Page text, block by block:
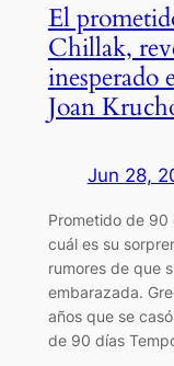
El
Chillak,
inesperado
Joan
Jun 28,
Prometido de 90
cuál es su
rumores de que
embarazada.
años que se
de 90 días